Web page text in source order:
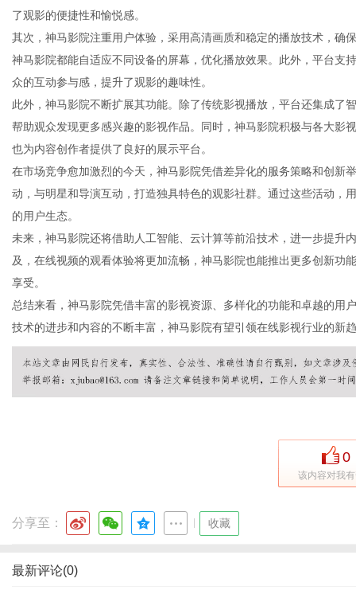
了观影的便捷性和愉悦感。
其次，神马影院注重用户体验，采用高清画质和稳定的播放技术，确
神马影院都能自适应不同设备的屏幕，优化播放效果。此外，平台支
众的互动参与感，提升了观影的趣味性。
此外，神马影院不断扩展其功能。除了传统影视播放，平台还集成了
帮助观众发现更多感兴趣的影视作品。同时，神马影院积极与各大影
也为内容创作者提供了良好的展示平台。
在市场竞争愈加激烈的今天，神马影院凭借差异化的服务策略和创新
动，与明星和导演互动，打造独具特色的观影社群。通过这些活动，
的用户生态。
未来，神马影院还将借助人工智能、云计算等前沿技术，进一步提升
及，在线视频的观看体验将更加流畅，神马影院也能推出更多创新功
享受。
总结来看，神马影院凭借丰富的影视资源、多样化的功能和卓越的用
技术的进步和内容的不断丰富，神马影院有望引领在线影视行业的新
0
该内容对我
分享至： 收藏
最新评论(0)